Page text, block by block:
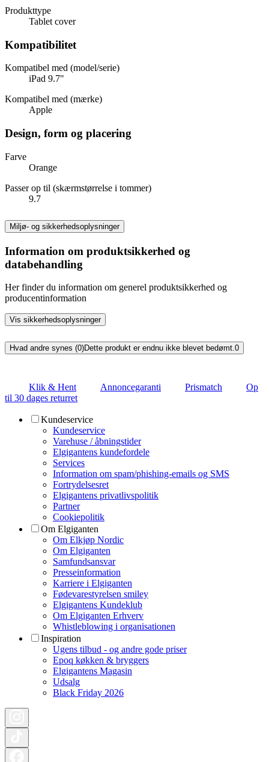
Produkttype
Tablet cover
Kompatibilitet
Kompatibel med (model/serie)
iPad 9.7"
Kompatibel med (mærke)
Apple
Design, form og placering
Farve
Orange
Passer op til (skærmstørrelse i tommer)
9.7
Miljø- og sikkerhedsoplysninger
Information om produktsikkerhed og
databehandling
Her finder du information om generel produktsikkerhed og
producentinformation
Vis sikkerhedsoplysninger
Hvad andre synes (0)Dette produkt er endnu ikke blevet bedømt.0
Klik & Hent Annoncegaranti Prismatch
Op
til 30 dages returret
Kundeservice
Kundeservice
Varehuse / åbningstider
Elgigantens kundefordele
Services
Information om spam/phishing-emails og SMS
Fortrydelsesret
Elgigantens privatlivspolitik
Partner
Cookiepolitik
Om Elgiganten
Om Elkjøp Nordic
Om Elgiganten
Samfundsansvar
Presseinformation
Karriere i Elgiganten
Fødevarestyrelsen smiley
Elgigantens Kundeklub
Om Elgiganten Erhverv
Whistleblowing i organisationen
Inspiration
Ugens tilbud - og andre gode priser
Epoq køkken & bryggers
Elgigantens Magasin
Udsalg
Black Friday 2026